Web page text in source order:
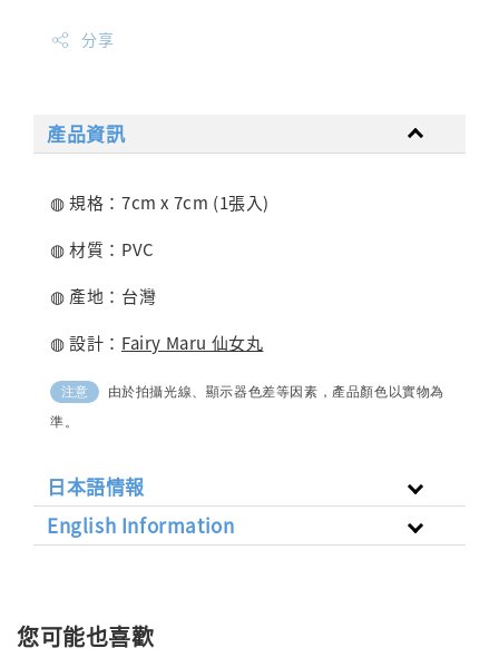
分享
產品資訊
◍ 規格：7cm x 7cm (1張入)
◍ 材質：PVC
◍ 產地：台灣
◍ 設計： Fairy Maru 仙女丸
注意
由於拍攝光線、顯示器色差等因素，產品顏色以實物為
準。
日本語情報
English Information
您可能也喜歡